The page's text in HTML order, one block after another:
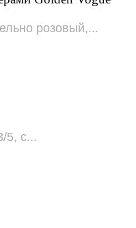
розовый,...
5, с...